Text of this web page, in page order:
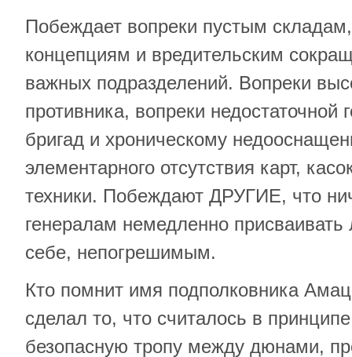
Побеждает вопреки пустым
концепциям и вредительским
важных подразделений. Вопреки
противника, вопреки недостаточной
бригад и хроническому
элементарного отсутствия карт,
техники. Побеждают ДРУГИЕ, что
генералам немедленно
себе, непогрешимым.
Кто помнит имя подполковника
сделал то, что считалось в
безопасную тропу между дюнами,